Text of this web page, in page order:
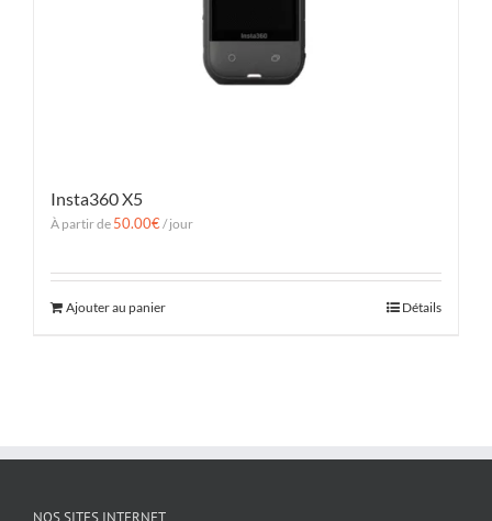
Insta360 X5
À partir de 50.00€/ jour
Ajouter au panier Détails
NOS SITES INTERNET